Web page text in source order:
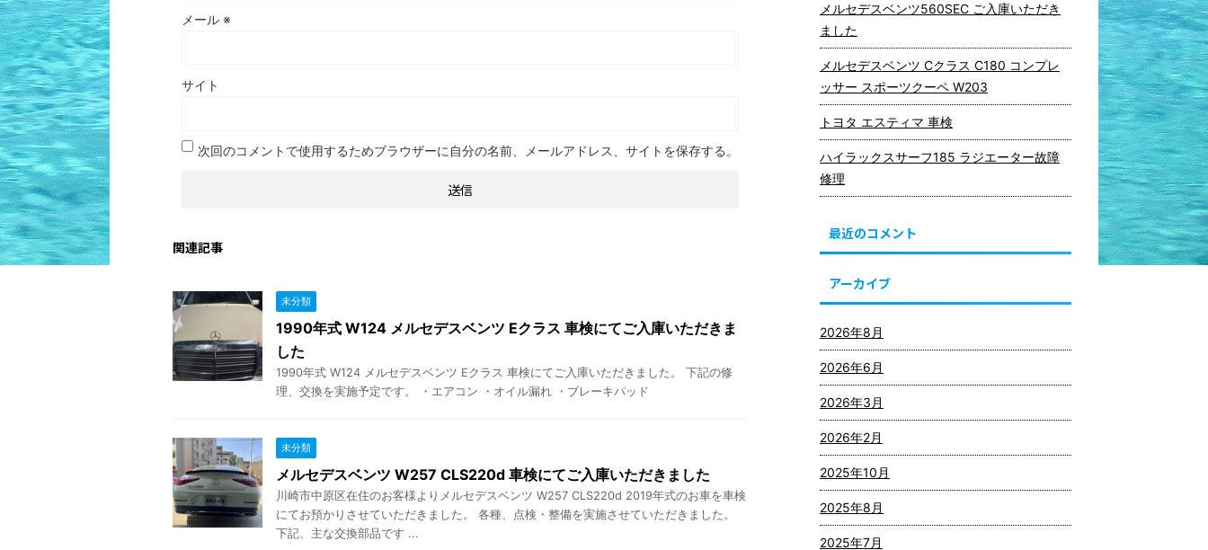
メール ※
サイト
次回のコメントで使用するためブラウザーに自分の名前、メールアドレス、サイトを保存する。
関連記事
未分類
1990年式 W124 メルセデスベンツ Eクラス 車検にてご入庫いただきま
した
1990年式 W124 メルセデスベンツ Eクラス 車検にてご入庫いただきました。 下記の修
理、交換を実施予定です。 ・エアコン ・オイル漏れ ・ブレーキパッド
未分類
メルセデスベンツ W257 CLS220d 車検にてご入庫いただきました
川崎市中原区在住のお客様よりメルセデスベンツ W257 CLS220d 2019年式のお車を車検
にてお預かりさせていただきました。 各種、点検・整備を実施させていただきました。
下記、主な交換部品です ...
メルセデスベンツ560SEC ご入庫いただき
ました
メルセデスベンツ Cクラス C180 コンプレ
ッサー スポーツクーペ W203
トヨタ エスティマ 車検
ハイラックスサーフ185 ラジエーター故障
修理
最近のコメント
アーカイブ
2026年8月
2026年6月
2026年3月
2026年2月
2025年10月
2025年8月
2025年7月